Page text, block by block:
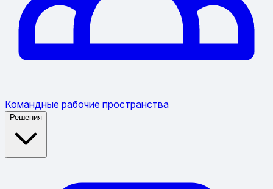
Командные рабочие пространства
Решения